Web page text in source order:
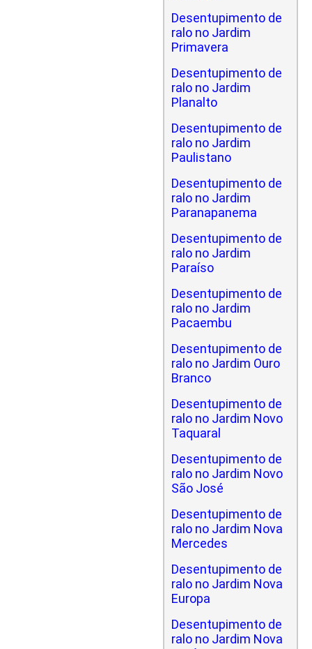
Desentupimento de
ralo no Jardim
Primavera
Desentupimento de
ralo no Jardim
Planalto
Desentupimento de
ralo no Jardim
Paulistano
Desentupimento de
ralo no Jardim
Paranapanema
Desentupimento de
ralo no Jardim
Paraíso
Desentupimento de
ralo no Jardim
Pacaembu
Desentupimento de
ralo no Jardim Ouro
Branco
Desentupimento de
ralo no Jardim Novo
Taquaral
Desentupimento de
ralo no Jardim Novo
São José
Desentupimento de
ralo no Jardim Nova
Mercedes
Desentupimento de
ralo no Jardim Nova
Europa
Desentupimento de
ralo no Jardim Nova